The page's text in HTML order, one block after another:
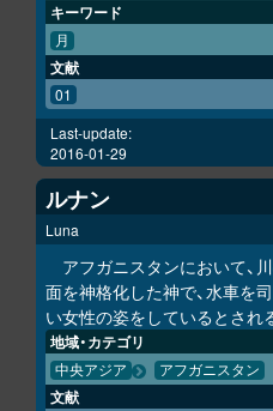
キーワード
月
文献
01
Last-update:
2016-01-29
ルナン
Luna
アフガニスタンにおいて、
面を神格化した神で、水車を
い女性の姿をしているとされ
地域・カテゴリ
中央アジア アフガニスタン
文献